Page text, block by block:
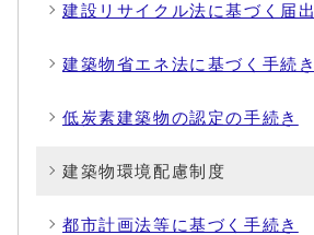
建設リサイクル法に基づく届出
建築物省エネ法に基づく手続き
低炭素建築物の認定の手続き
建築物環境配慮制度
都市計画法等に基づく手続き